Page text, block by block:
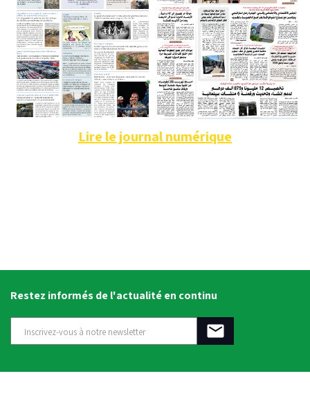
Lire le journal numérique
Restez informés de l'actualité en continu